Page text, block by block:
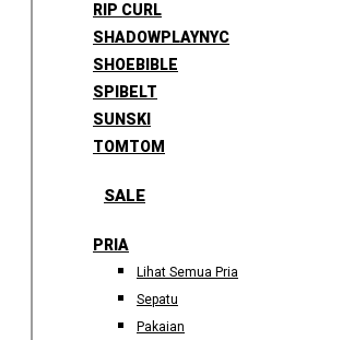
RIP CURL
SHADOWPLAYNYC
SHOEBIBLE
SPIBELT
SUNSKI
TOMTOM
SALE
PRIA
Lihat Semua Pria
Sepatu
Pakaian